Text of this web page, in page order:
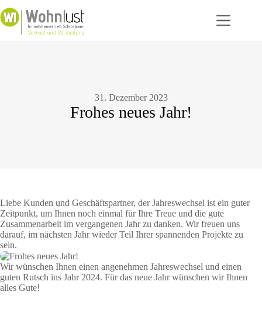
Inhalt
springen
31. Dezember 2023
Frohes neues Jahr!
Liebe Kunden und Geschäftspartner, der Jahreswechsel ist ein guter
Zeitpunkt, um Ihnen noch einmal für Ihre Treue und die gute
Zusammenarbeit im vergangenen Jahr zu danken. Wir freuen uns
darauf, im nächsten Jahr wieder Teil Ihrer spannenden Projekte zu
sein.
Wir wünschen Ihnen einen angenehmen Jahreswechsel und einen
guten Rutsch ins Jahr 2024. Für das neue Jahr wünschen wir Ihnen
alles Gute!